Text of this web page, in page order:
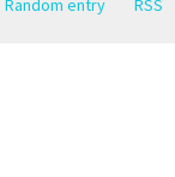
Random entry RSS